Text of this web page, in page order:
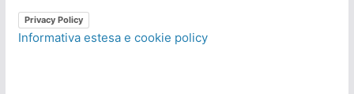
Privacy Policy
Informativa estesa e cookie policy